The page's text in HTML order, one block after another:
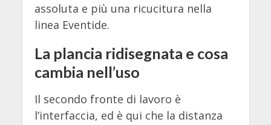
assoluta e più una ricucitura nella
linea Eventide.
La plancia ridisegnata e cosa
cambia nell’uso
Il secondo fronte di lavoro è
l’interfaccia, ed è qui che la distanza